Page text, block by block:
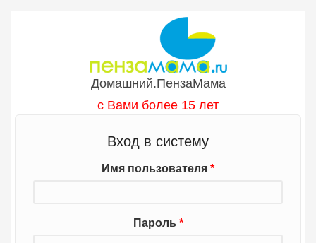
Домашний.ПензаМама
с Вами более 15 лет
Вход в систему
Имя пользователя *
Пароль *